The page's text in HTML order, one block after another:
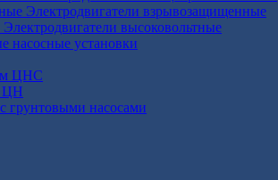
Электродвигатели взрывозащищенные
Электродвигатели высоковольтные
насосные установки
ЦНС
ЦН
грунтовыми насосами